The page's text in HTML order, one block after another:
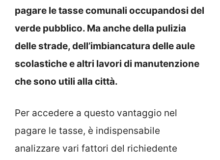
pagare le tasse comunali occupandosi del
verde pubblico. Ma anche della pulizia
delle strade, dell’imbiancatura delle aule
scolastiche e altri lavori di manutenzione
che sono utili alla città.
Per accedere a questo vantaggio nel
pagare le tasse, è indispensabile
analizzare vari fattori del richiedente